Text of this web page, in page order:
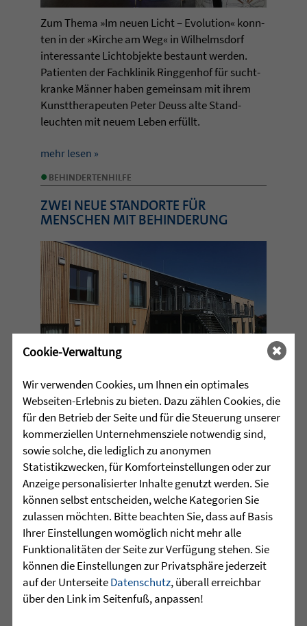
Zum Thema »Im neuen Licht – Evo­lu­tion« konn­
ten in der »Kir­che am Weg« in Wil­helms­dorf
inter­essante Licht­ob­jekte bestaunt wer­den.
Pati­en­ten der Fach­kli­nik Ring­gen­hof für sucht­
kranke Männer haben gemein­sam mit ihrem
Kunst­the­ra­peu­ten Peter Deuss alte Stand­
leuch­ten mit neuem Leben erfüllt.
mehr lesen »
• BEHINDERTENHILFE
ZWEI NEUE STANDORTE FÜR
MENSCHEN MIT BEHINDERUNG
Gleich zwei neue Stand­orte für Men­schen mit
Behin­de­rung haben die Zieg­ler­schen in den
letz­ten Mona­ten eröffnet. Im Sep­tem­ber zogen
20 Bewoh­ner der Has­lachmühle nach Engen im
Land­kreis Kon­stanz. In Wil­helms­dorf wurde am
10. Novem­ber ein attrak­ti­ver Neu­bau in der
Frie­den­straße eröffnet.
mehr lesen »
•ALTENHILFE
PERSONALWECHSEL
IN DER ALTENHILFE
Cookie-Verwaltung
Wir verwenden Cookies, um Ihnen ein optimales
Webseiten-Erlebnis zu bieten. Dazu zählen Cookies, die
für den Betrieb der Seite und für die Steuerung unserer
kommerziellen Unternehmensziele notwendig sind,
sowie solche, die lediglich zu anonymen
Statistikzwecken, für Komforteinstellungen oder zur
Anzeige personalisierter Inhalte genutzt werden. Sie
können selbst entscheiden, welche Kategorien Sie
zulassen möchten. Bitte beachten Sie, dass auf Basis
Ihrer Einstellungen womöglich nicht mehr alle
Funktionalitäten der Seite zur Verfügung stehen. Sie
können die Einstellungen zur Privatsphäre jederzeit
auf der UnterseiteDatenschutz, überall erreichbar
über den Link im Seitenfuß, anpassen!